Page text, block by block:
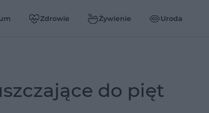
Zdrowie Żywienie Uroda
do pięt